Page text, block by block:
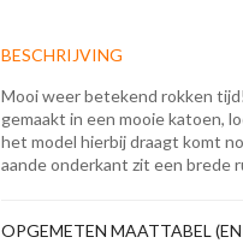
BESCHRIJVING
Mooi weer betekend rokken
gemaakt in een mooie katoen,
het model hierbij draagt komt
aande onderkant zit een brede
OPGEMETEN MAATTABEL